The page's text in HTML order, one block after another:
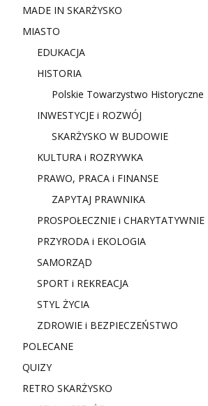
MADE IN SKARŻYSKO
MIASTO
EDUKACJA
HISTORIA
Polskie Towarzystwo Historyczne
INWESTYCJE i ROZWÓJ
SKARŻYSKO W BUDOWIE
KULTURA i ROZRYWKA
PRAWO, PRACA i FINANSE
ZAPYTAJ PRAWNIKA
PROSPOŁECZNIE i CHARYTATYWNIE
PRZYRODA i EKOLOGIA
SAMORZĄD
SPORT i REKREACJA
STYL ŻYCIA
ZDROWIE i BEZPIECZEŃSTWO
POLECANE
QUIZY
RETRO SKARŻYSKO